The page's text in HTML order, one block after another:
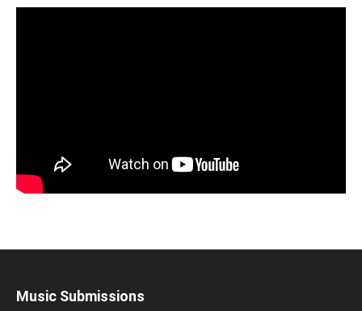
Music Submissions